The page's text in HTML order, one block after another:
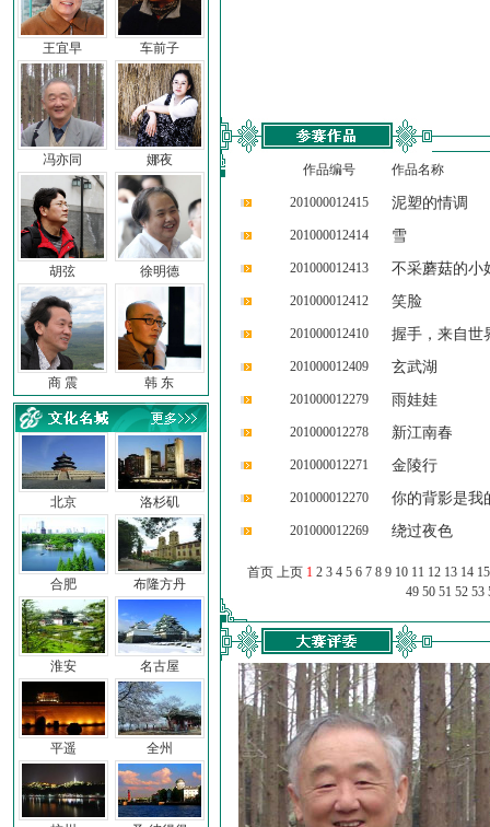
王宜早 车前子
冯亦同 娜夜
胡弦 徐明德
商 震 韩 东
北京
合肥
淮安
平遥
洛杉矶
布隆方丹
名古屋
全州
作品编号 作品名称
201000012415 泥塑的情调
201000012414 雪
201000012413 不采蘑菇的小
201000012412 笑脸
201000012410 握手，来自世
201000012409 玄武湖
201000012279 雨娃娃
201000012278 新江南春
201000012271 金陵行
201000012270 你的背影是我
201000012269 绕过夜色
首页 上页 1 2 3 4 5 6 7 8 9 10 11 12 13 14 15
49 50 51 52 53